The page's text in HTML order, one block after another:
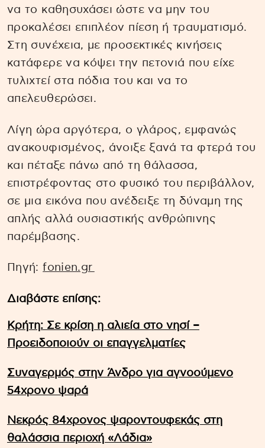
να το καθησυχάσει ώστε να μην του
προκαλέσει επιπλέον πίεση ή τραυματισμό.
Στη συνέχεια, με προσεκτικές κινήσεις
κατάφερε να κόψει την πετονιά που είχε
τυλιχτεί στα πόδια του και να το
απελευθερώσει.
Λίγη ώρα αργότερα, ο γλάρος, εμφανώς
ανακουφισμένος, άνοιξε ξανά τα φτερά του
και πέταξε πάνω από τη θάλασσα,
επιστρέφοντας στο φυσικό του περιβάλλον,
σε μια εικόνα που ανέδειξε τη δύναμη της
απλής αλλά ουσιαστικής ανθρώπινης
παρέμβασης.
Πηγή:fonien.gr
Διαβάστε επίσης:
Κρήτη: Σε κρίση η αλιεία στο νησί –
Προειδοποιούν οι επαγγελματίες
Συναγερμός στην Άνδρο για αγνοούμενο
54χρονο ψαρά
Νεκρός 84χρονος ψαροντουφεκάς στη
θαλάσσια περιοχή «Λάδια»